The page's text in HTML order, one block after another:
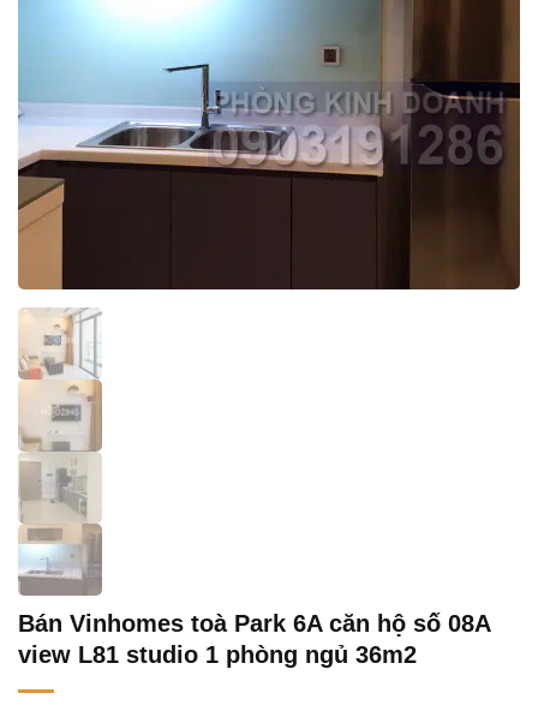
Bán Vinhomes toà Park 6A căn hộ số 08A
view L81 studio 1 phòng ngủ 36m2